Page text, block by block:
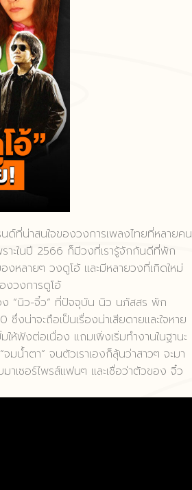
ที่น่าสนใจของวงการเพลงไทยที่หลายคน
าะในปี 2566 ก็มีวงที่เรารู้จักกันดีที่พัก
หลายๆ วงดูโอ้ และมีหลายวงที่เกิดใหม่
งวงการดูโอ้
ง “นิว-จิ๋ว” ที่ปัจจุบัน นิว นภัสสร พัก
งน่าจะถือเป็นเรื่องน่าเสียดายและใจหาย
ฟังต่อเนื่อง แถมเพิ่งเริ่มทำงานในฐานะ
น้ำตา” จนตัวเราเองก็ลุ้นว่าสาวๆ จะมา
าเซอร์ไพรส์แฟนๆ และเชื่อว่าตัวของ จิ๋ว